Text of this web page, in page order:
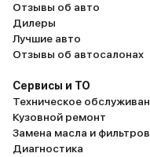
Отзывы об авто
Дилеры
Лучшие авто
Отзывы об автосалонах
Сервисы и ТО
Техническое
Кузовной ремонт
Замена масла и фильтров
Диагностика